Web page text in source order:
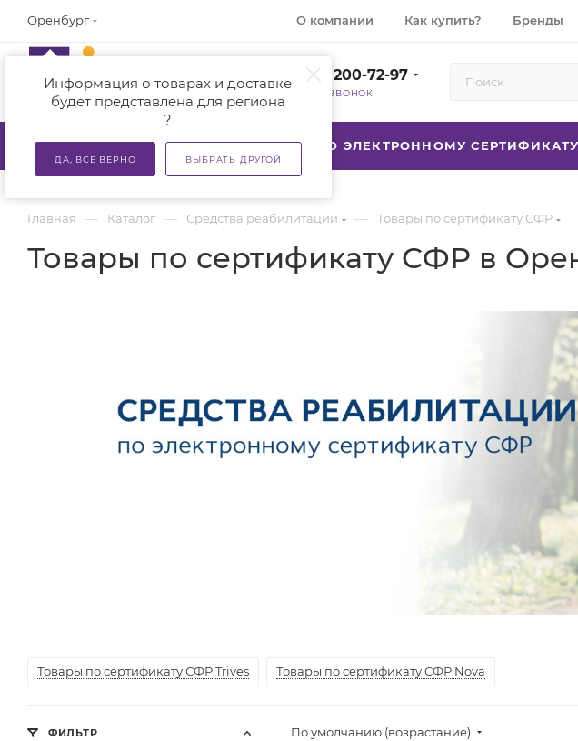
Оренбург
Информация о товарах и доставке
будет представлена для региона
?
ДА, ВСЕ ВЕРНО ВЫБРАТЬ ДРУГОЙ
О компании Как купить? Бренды
+7 (800) 200-72-97
ЗАКАЗАТЬ ЗВОНОК
КАТАЛОГ АКЦИИ ТСР ПО ЭЛЕКТРОННОМУ СЕРТИФИКАТУ
Главная — Каталог — Средства реабилитации — Товары по сертификату СФР
Товары по сертификату СФР в
Товары по сертификату СФР Trives Товары по сертификату СФР Nova
По умолчанию (возрастание)
ФИЛЬТР